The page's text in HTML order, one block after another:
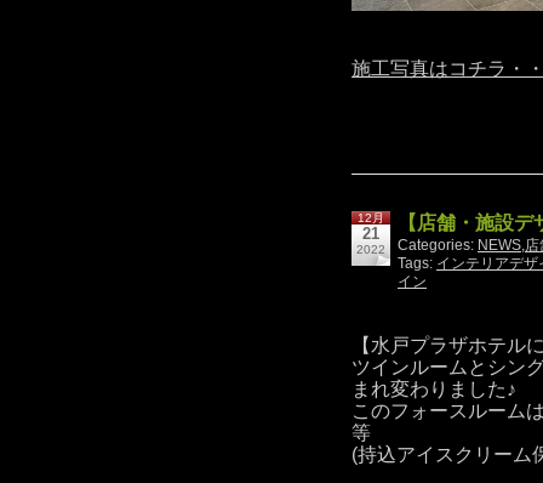
施工写真はコチラ・
12月
21
2022
【店舗・施設
Categories: NEWS
Tags: インテリアデザ
イン
【水戸プラザホテル
ツインルームとシン
まれ変わりました♪
このフォースルーム
等
(持込アイスクリーム